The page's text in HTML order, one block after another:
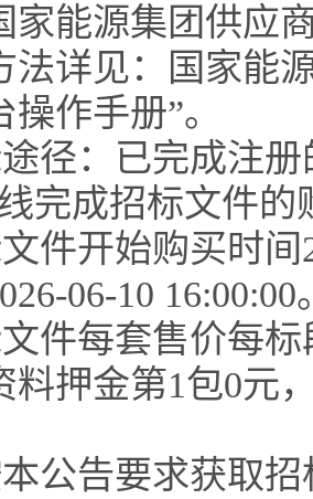
家能源集团供应
法详见：国家能
作手册”。
径：已完成注
完成招标文件的
件开始购买时间
06-10 16:00:00
件每套售价每
料押金第1包0元
公告要求获取